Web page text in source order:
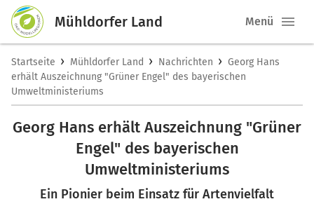
Mühldorfer Land Menü
Startseite › Mühldorfer Land › Nachrichten › Georg Hans
erhält Auszeichnung "Grüner Engel" des bayerischen
Umweltministeriums
Georg Hans erhält Auszeichnung "Grüner
Engel" des bayerischen
Umweltministeriums
Ein Pionier beim Einsatz für Artenvielfalt